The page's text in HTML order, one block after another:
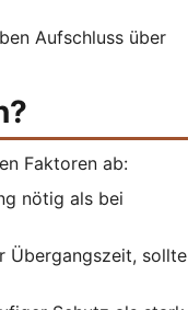
Aufschluss über
Faktoren ab:
nötig als bei
Übergangszeit, sollte